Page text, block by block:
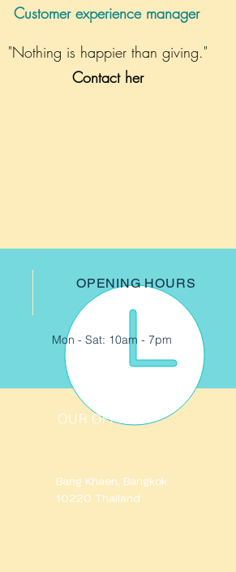
Customer experience manager
"Nothing is happier than giving."
Contact her
OPENING HOURS
Mon - Sat: 10am - 7pm
OUR OFFICE
Bang Khaen, Bangkok
10220 Thailand